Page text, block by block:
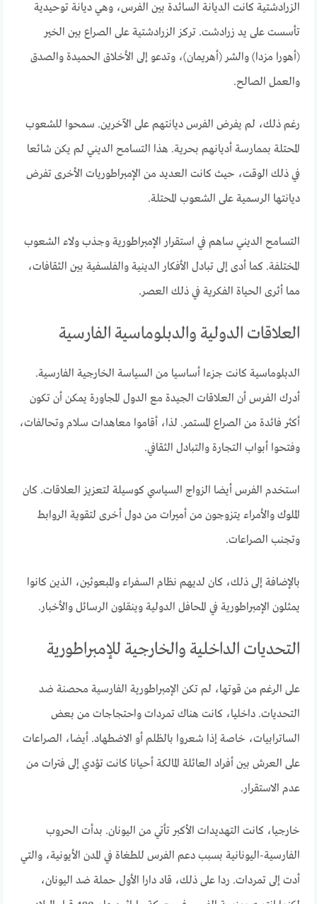
الزرادشتية كانت الديانة السائدة بين الفرس، وهي ديانة توحيدية
تأسست على يد زرادشت. تركز الزرادشتية على الصراع بين الخير
(أهورا مزدا) والشر (أهريمان)، وتدعو إلى الأخلاق الحميدة والصدق
والعمل الصالح.
رغم ذلك، لم يفرض الفرس ديانتهم على الآخرين. سمحوا للشعوب
المحتلة بممارسة أديانهم بحرية. هذا التسامح الديني لم يكن شائعا
في ذلك الوقت، حيث كانت العديد من الإمبراطوريات الأخرى تفرض
ديانتها الرسمية على الشعوب المحتلة.
التسامح الديني ساهم في استقرار الإمبراطورية وجذب ولاء الشعوب
المختلفة. كما أدى إلى تبادل الأفكار الدينية والفلسفية بين الثقافات،
مما أثرى الحياة الفكرية في ذلك العصر.
العلاقات الدولية والدبلوماسية الفارسية
الدبلوماسية كانت جزءا أساسيا من السياسة الخارجية الفارسية.
أدرك الفرس أن العلاقات الجيدة مع الدول المجاورة يمكن أن تكون
أكثر فائدة من الصراع المستمر. لذا، أقاموا معاهدات سلام وتحالفات،
وفتحوا أبواب التجارة والتبادل الثقافي.
استخدم الفرس أيضا الزواج السياسي كوسيلة لتعزيز العلاقات. كان
الملوك والأمراء يتزوجون من أميرات من دول أخرى لتقوية الروابط
وتجنب الصراعات.
بالإضافة إلى ذلك، كان لديهم نظام السفراء والمبعوثين، الذين كانوا
يمثلون الإمبراطورية في المحافل الدولية وينقلون الرسائل والأخبار.
التحديات الداخلية والخارجية للإمبراطورية
على الرغم من قوتها، لم تكن الإمبراطورية الفارسية محصنة ضد
التحديات. داخليا، كانت هناك تمردات واحتجاجات من بعض
الساترابيات، خاصة إذا شعروا بالظلم أو الاضطهاد. أيضا، الصراعات
على العرش بين أفراد العائلة المالكة أحيانا كانت تؤدي إلى فترات من
عدم الاستقرار.
خارجيا، كانت التهديدات الأكبر تأتي من اليونان. بدأت الحروب
الفارسية-اليونانية بسبب دعم الفرس للطغاة في المدن الأيونية، والتي
أدت إلى تمردات. ردا على ذلك، قاد دارا الأول حملة ضد اليونان،